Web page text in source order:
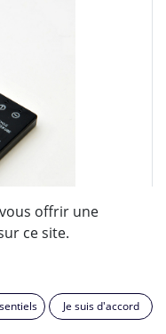
offrir une
ce site.
Je suis d'accord